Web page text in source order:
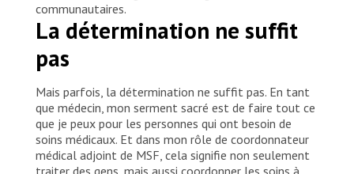
communautaires.
La détermination ne suffit
pas
Mais parfois, la détermination ne suffit pas. En tant
que médecin, mon serment sacré est de faire tout ce
que je peux pour les personnes qui ont besoin de
soins médicaux. Et dans mon rôle de coordonnateur
médical adjoint de MSF, cela signifie non seulement
traiter des gens, mais aussi coordonner les soins à